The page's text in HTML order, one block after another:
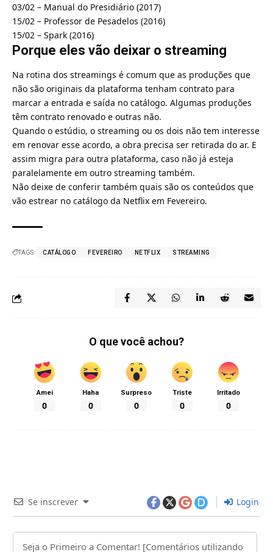
03/02 – Manual do Presidiário (2017)
15/02 – Professor de Pesadelos (2016)
15/02 – Spark (2016)
Porque eles vão deixar o streaming
Na rotina dos streamings é comum que as produções que
não são originais da plataforma tenham contrato para
marcar a entrada e saída no catálogo. Algumas produções
têm contrato renovado e outras não.
Quando o estúdio, o streaming ou os dois não tem interesse
em renovar esse acordo, a obra precisa ser retirada do ar. E
assim migra para outra plataforma, caso não já esteja
paralelamente em outro streaming também.
Não deixe de conferir também quais são os conteúdos que
vão estrear no catálogo da Netflix em Fevereiro.
TAGS: CATÁLOGO FEVEREIRO NETFLIX STREAMING
O que você achou?
Amei
0
Haha
0
Surpreso
0
Triste
0
Irritado
0
Se inscrever Login